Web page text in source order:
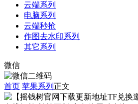
云端系列
电脑系列
云端秒抢
作图去水印系列
其它系列
微信
首页 苹果系列 正文